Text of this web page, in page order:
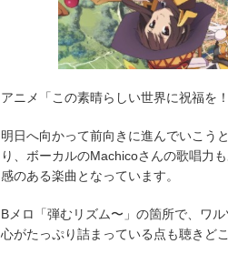
アニメ「この素晴らしい世界に祝福を
明日へ向かって前向きに進んでいこう
り、ボーカルのMachicoさんの歌唱力
感のある楽曲となっています。
Bメロ「弾むリズム〜」の箇所で、ワ
心がたっぷり詰まっている点も聴きどこ